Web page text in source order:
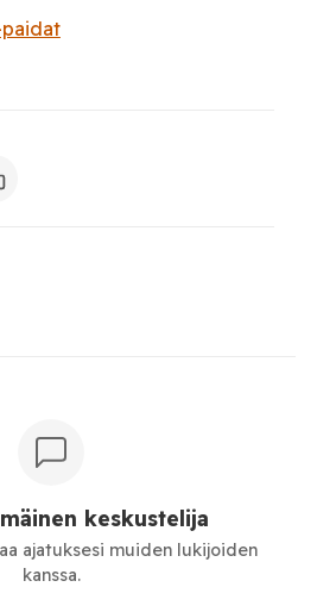
paidat
keskustelija
ajatuksesi muiden lukijoiden
kanssa.